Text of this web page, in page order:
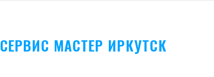
СЕРВИС МАСТЕР ИРКУТСК